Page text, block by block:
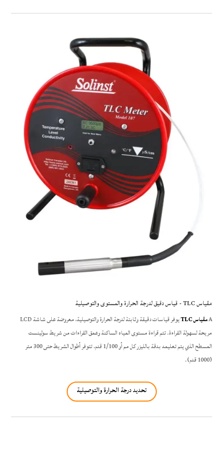
مقياس TLC - قياس دقيق لدرجة الحرارة والمستوى والتوصيلية
Aمقياس TLC
يوفر قياسات دقيقة وثابتة لدرجة الحرارة والتوصيلية، معروضة على شاشة LCD
مريحة لسهولة القراءة. تتم قراءة مستوى المياه الساكنة وعمق القراءات من شريط سولينست
المسطح الذي يتم تعليمه بدقة بالليزر كل مم أو 1/100 قدم. تتوفر أطوال الشريط حتى 300 متر
(1000 قدم).
تحديد درجة الحرارة والتوصيلية